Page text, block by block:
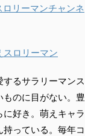
ロリーマンチャンネ
スロリーマン
るサラリーマンス
ものに目がない。豊
好き。萌えキャラ
っている。毎年コ